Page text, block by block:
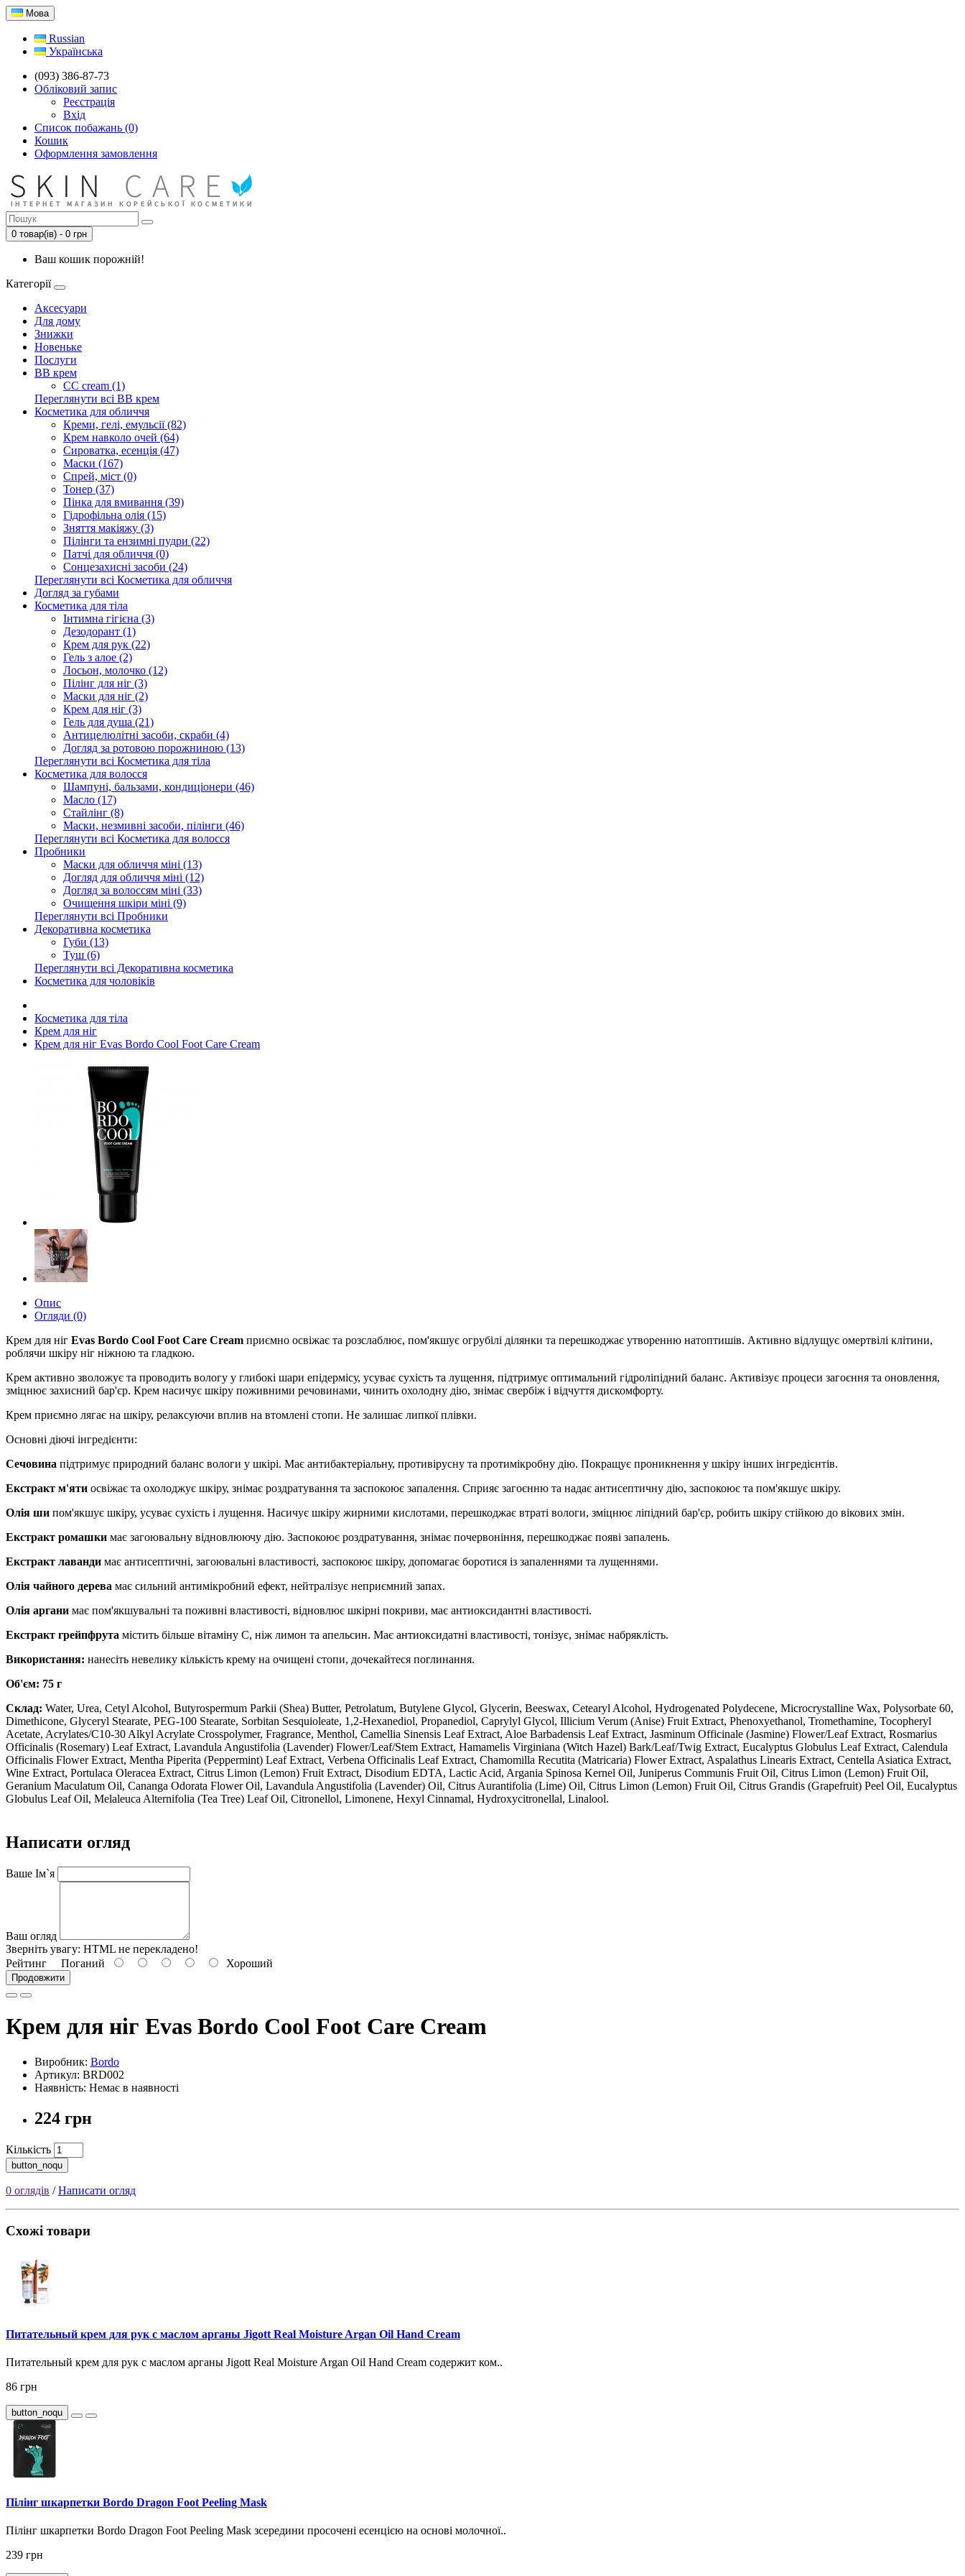
Мова
Russian
Українська
(093) 386-87-73
Обліковий запис
Реєстрація
Вхід
Список побажань (0)
Кошик
Оформлення замовлення
0 товар(ів) - 0 грн
Ваш кошик порожній!
Категорії
Аксесуари
Для дому
Знижки
Новеньке
Послуги
BB крем
CC cream (1)
Переглянути всі BB крем
Косметика для обличчя
Креми, гелі, емульсії (82)
Крем навколо очей (64)
Сироватка, есенція (47)
Маски (167)
Спрей, міст (0)
Тонер (37)
Пінка для вмивання (39)
Гідрофільна олія (15)
Зняття макіяжу (3)
Пілінги та ензимні пудри (22)
Патчі для обличчя (0)
Сонцезахисні засоби (24)
Переглянути всі Косметика для обличчя
Догляд за губами
Косметика для тіла
Інтимна гігієна (3)
Дезодорант (1)
Крем для рук (22)
Гель з алое (2)
Лосьон, молочко (12)
Пілінг для ніг (3)
Маски для ніг (2)
Крем для ніг (3)
Гель для душа (21)
Антицелюлітні засоби, скраби (4)
Догляд за ротовою порожниною (13)
Переглянути всі Косметика для тіла
Косметика для волосся
Шампуні, бальзами, кондиціонери (46)
Масло (17)
Стайлінг (8)
Маски, незмивні засоби, пілінги (46)
Переглянути всі Косметика для волосся
Пробники
Маски для обличчя міні (13)
Догляд для обличчя міні (12)
Догляд за волоссям міні (33)
Очищення шкіри міні (9)
Переглянути всі Пробники
Декоративна косметика
Губи (13)
Туш (6)
Переглянути всі Декоративна косметика
Косметика для чоловіків
Косметика для тіла
Крем для ніг
Крем для ніг Evas Bordo Cool Foot Care Cream
Опис
Огляди (0)
Крем для ніг Evas Bordo Cool Foot Care Cream приємно освіжає та розслаблює, пом'якшує огрубілі ділянки та перешкоджає утворенню натоптишів. Активно відлущує омертвілі клітини,
роблячи шкіру ніг ніжною та гладкою.
Крем активно зволожує та проводить вологу у глибокі шари епідермісу, усуває сухість та лущення, підтримує оптимальний гідроліпідний баланс. Активізує процеси загоєння та оновлення,
зміцнює захисний бар'єр. Крем насичує шкіру поживними речовинами, чинить охолодну дію, знімає свербіж і відчуття дискомфорту.
Крем приємно лягає на шкіру, релаксуючи вплив на втомлені стопи. Не залишає липкої плівки.
Основні діючі інгредієнти:
Сечовина підтримує природний баланс вологи у шкірі. Має антибактеріальну, противірусну та протимікробну дію. Покращує проникнення у шкіру інших інгредієнтів.
Екстракт м'яти освіжає та охолоджує шкіру, знімає роздратування та заспокоює запалення. Сприяє загоєнню та надає антисептичну дію, заспокоює та пом'якшує шкіру.
Олія ши пом'якшує шкіру, усуває сухість і лущення. Насичує шкіру жирними кислотами, перешкоджає втраті вологи, зміцнює ліпідний бар'єр, робить шкіру стійкою до вікових змін.
Екстракт ромашки має загоювальну відновлюючу дію. Заспокоює роздратування, знімає почервоніння, перешкоджає появі запалень.
Екстракт лаванди має антисептичні, загоювальні властивості, заспокоює шкіру, допомагає боротися із запаленнями та лущеннями.
Олія чайного дерева має сильний антимікробний ефект, нейтралізує неприємний запах.
Олія аргани має пом'якшувальні та поживні властивості, відновлює шкірні покриви, має антиоксидантні властивості.
Екстракт грейпфрута містить більше вітаміну С, ніж лимон та апельсин. Має антиоксидатні властивості, тонізує, знімає набряклість.
Використання: нанесіть невелику кількість крему на очищені стопи, дочекайтеся поглинання.
Об'єм: 75 г
Склад: Water, Urea, Cetyl Alcohol, Butyrospermum Parkii (Shea) Butter, Petrolatum, Butylene Glycol, Glycerin, Beeswax, Cetearyl Alcohol, Hydrogenated Polydecene, Microcrystalline Wax, Polysorbate 60,
Dimethicone, Glyceryl Stearate, PEG-100 Stearate, Sorbitan Sesquioleate, 1,2-Hexanediol, Propanediol, Caprylyl Glycol, Illicium Verum (Anise) Fruit Extract, Phenoxyethanol, Tromethamine, Tocopheryl
Acetate, Acrylates/C10-30 Alkyl Acrylate Crosspolymer, Fragrance, Menthol, Camellia Sinensis Leaf Extract, Aloe Barbadensis Leaf Extract, Jasminum Officinale (Jasmine) Flower/Leaf Extract, Rosmarius
Officinalis (Rosemary) Leaf Extract, Lavandula Angustifolia (Lavender) Flower/Leaf/Stem Extract, Hamamelis Virginiana (Witch Hazel) Bark/Leaf/Twig Extract, Eucalyptus Globulus Leaf Extract, Calendula
Officinalis Flower Extract, Mentha Piperita (Peppermint) Leaf Extract, Verbena Officinalis Leaf Extract, Chamomilla Recutita (Matricaria) Flower Extract, Aspalathus Linearis Extract, Centella Asiatica Extract,
Wine Extract, Portulaca Oleracea Extract, Citrus Limon (Lemon) Fruit Extract, Disodium EDTA, Lactic Acid, Argania Spinosa Kernel Oil, Juniperus Communis Fruit Oil, Citrus Limon (Lemon) Fruit Oil,
Geranium Maculatum Oil, Cananga Odorata Flower Oil, Lavandula Angustifolia (Lavender) Oil, Citrus Aurantifolia (Lime) Oil, Citrus Limon (Lemon) Fruit Oil, Citrus Grandis (Grapefruit) Peel Oil, Eucalyptus
Globulus Leaf Oil, Melaleuca Alternifolia (Tea Tree) Leaf Oil, Citronellol, Limonene, Hexyl Cinnamal, Hydroxycitronellal, Linalool.
Написати огляд
Ваше Ім`я
Ваш огляд
Зверніть увагу: HTML не перекладено!
Рейтинг Поганий Хороший
Продовжити
Крем для ніг Evas Bordo Cool Foot Care Cream
Виробник: Bordo
Артикул: BRD002
Наявність: Немає в наявності
224 грн
Кількість
button_noqu
0 оглядів /Написати огляд
Схожі товари
Питательный крем для рук с маслом арганы Jigott Real Moisture Argan Oil Hand Cream
Питательный крем для рук с маслом арганы Jigott Real Moisture Argan Oil Hand Cream содержит ком..
86 грн
button_noqu
Пілінг шкарпетки Bordo Dragon Foot Peeling Mask
Пілінг шкарпетки Bordo Dragon Foot Peeling Mask зсередини просочені есенцією на основі молочної..
239 грн